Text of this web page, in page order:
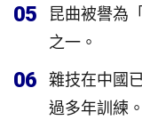
05
昆曲被譽為
之一。
06
雜技在中國
過多年訓練。